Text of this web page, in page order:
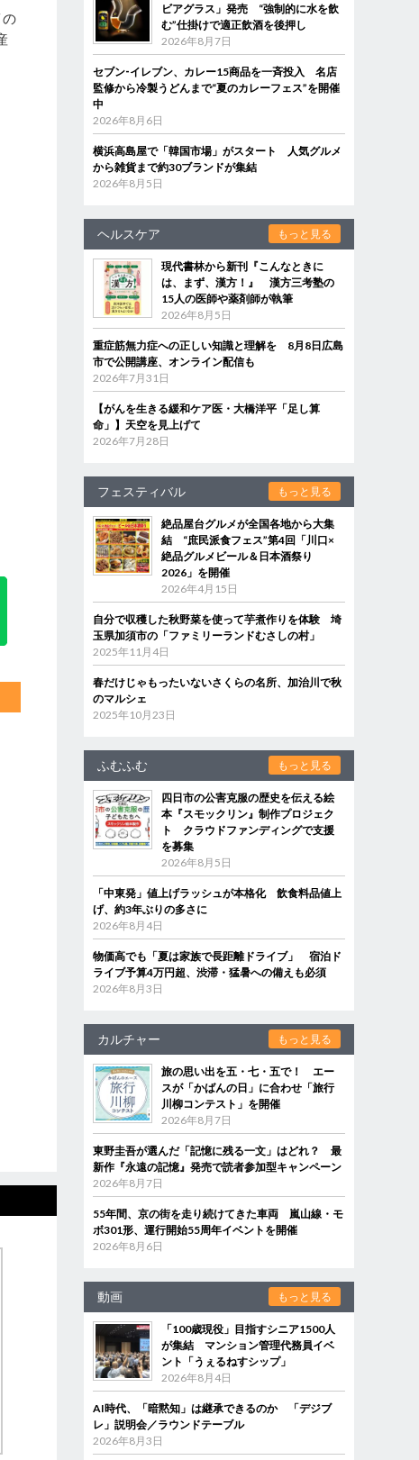
ビアグラス」発売 “強制的に水を飲
む”仕掛けで適正飲酒を後押し
2026年8月7日
セブン‐イレブン、カレー15商品を一斉投入 名店
監修から冷製うどんまで“夏のカレーフェス”を開催
中
2026年8月6日
横浜高島屋で「韓国市場」がスタート 人気グルメ
から雑貨まで約30ブランドが集結
2026年8月5日
ヘルスケア もっと見る
現代書林から新刊『こんなときに
は、まず、漢方！』 漢方三考塾の
15人の医師や薬剤師が執筆
2026年8月5日
重症筋無力症への正しい知識と理解を 8月8日広島
市で公開講座、オンライン配信も
2026年7月31日
【がんを生きる緩和ケア医・大橋洋平「足し算
命」】天空を見上げて
2026年7月28日
フェスティバル もっと見る
絶品屋台グルメが全国各地から大集
結 “庶民派食フェス”第4回「川口×
絶品グルメビール＆日本酒祭り
2026」を開催
2026年4月15日
自分で収穫した秋野菜を使って芋煮作りを体験 埼
玉県加須市の「ファミリーランドむさしの村」
2025年11月4日
春だけじゃもったいないさくらの名所、加治川で秋
のマルシェ
2025年10月23日
ふむふむ もっと見る
四日市の公害克服の歴史を伝える絵
本『スモックリン』制作プロジェク
ト クラウドファンディングで支援
を募集
2026年8月5日
「中東発」値上げラッシュが本格化 飲食料品値上
げ、約3年ぶりの多さに
2026年8月4日
物価高でも「夏は家族で長距離ドライブ」 宿泊ド
ライブ予算4万円超、渋滞・猛暑への備えも必須
2026年8月3日
カルチャー もっと見る
旅の思い出を五・七・五で！ エー
スが「かばんの日」に合わせ「旅行
川柳コンテスト」を開催
2026年8月7日
東野圭吾が選んだ「記憶に残る一文」はどれ？ 最
新作『永遠の記憶』発売で読者参加型キャンペーン
2026年8月7日
55年間、京の街を走り続けてきた車両 嵐山線・モ
ボ301形、運行開始55周年イベントを開催
2026年8月6日
動画 もっと見る
「100歳現役」目指すシニア1500人
が集結 マンション管理代務員イベ
ント「うぇるねすシップ」
2026年8月4日
AI時代、「暗黙知」は継承できるのか 「デジブ
レ」説明会／ラウンドテーブル
2026年8月3日